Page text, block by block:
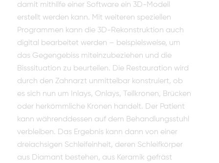
damit mithilfe einer Software ein 3D-Modell
erstellt werden kann. Mit weiteren speziellen
Programmen kann die 3D-Rekonstruktion auch
digital bearbeitet werden – beispielsweise, um
das Gegengebiss miteinzubeziehen und die
Bisssituation zu beurteilen. Die Restauration wird
durch den Zahnarzt unmittelbar konstruiert, ob
es sich nun um Inlays, Onlays, Teilkronen, Brücken
oder herkömmliche Kronen handelt. Der Patient
kann währenddessen auf dem Behandlungsstuhl
verbleiben. Das Ergebnis kann dann von einer
dreiachsigen Schleifeinheit, deren Schleifkörper
aus Diamant bestehen, aus Keramik gefräst